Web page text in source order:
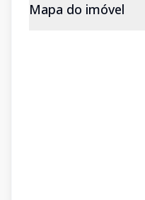
Mapa do imóvel